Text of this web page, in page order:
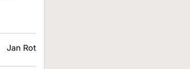
Jan Rot